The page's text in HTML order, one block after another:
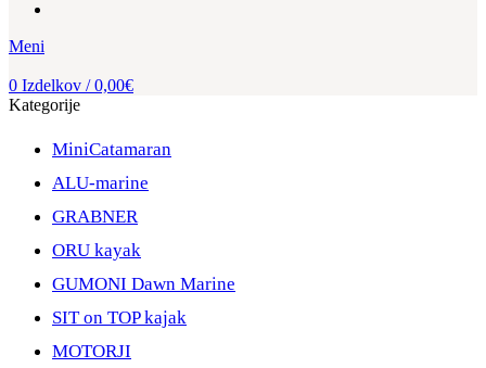
Meni
0 Izdelkov / 0,00€
Kategorije
MiniCatamaran
ALU-marine
GRABNER
ORU kayak
GUMONI Dawn Marine
SIT on TOP kajak
MOTORJI